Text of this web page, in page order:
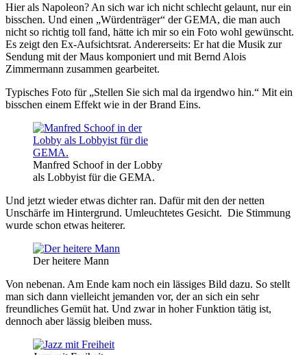
Hier als Napoleon? An sich war ich nicht schlecht gelaunt, nur ein
bisschen. Und einen „Würdenträger“ der GEMA, die man auch
nicht so richtig toll fand, hätte ich mir so ein Foto wohl gewünscht.
Es zeigt den Ex-Aufsichtsrat. Andererseits: Er hat die Musik zur
Sendung mit der Maus komponiert und mit Bernd Alois
Zimmermann zusammen gearbeitet.
Typisches Foto für „Stellen Sie sich mal da irgendwo hin.“ Mit ein
bisschen einem Effekt wie in der Brand Eins.
Manfred Schoof in der Lobby
als Lobbyist für die GEMA.
Und jetzt wieder etwas dichter ran. Dafür mit den der netten
Unschärfe im Hintergrund. Umleuchtetes Gesicht. Die Stimmung
wurde schon etwas heiterer.
Der heitere Mann
Von nebenan. Am Ende kam noch ein lässiges Bild dazu. So stellt
man sich dann vielleicht jemanden vor, der an sich ein sehr
freundliches Gemüt hat. Und zwar in hoher Funktion tätig ist,
dennoch aber lässig bleiben muss.